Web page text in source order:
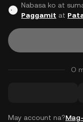
Nabasa ko at
Paggamit at
O
May account na?